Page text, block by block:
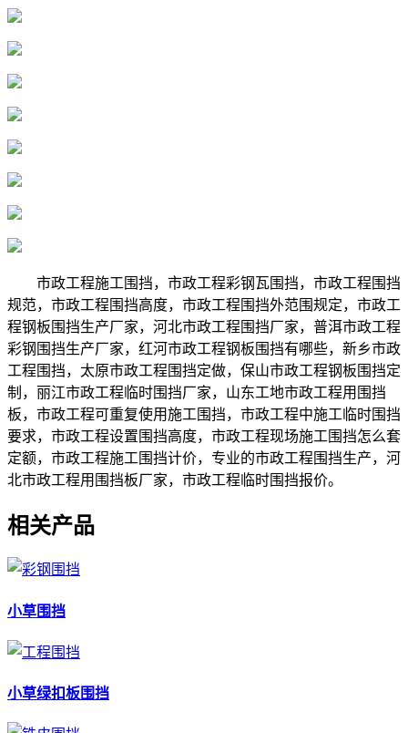
市政工程施工围挡，市政工程彩钢瓦围挡，市政工程围挡
规范，市政工程围挡高度，市政工程围挡外范围规定，市政工
程钢板围挡生产厂家，河北市政工程围挡厂家，普洱市政工程
彩钢围挡生产厂家，红河市政工程钢板围挡有哪些，新乡市政
工程围挡，太原市政工程围挡定做，保山市政工程钢板围挡定
制，丽江市政工程临时围挡厂家，山东工地市政工程用围挡
板，市政工程可重复使用施工围挡，市政工程中施工临时围挡
要求，市政工程设置围挡高度，市政工程现场施工围挡怎么套
定额，市政工程施工围挡计价，专业的市政工程围挡生产，河
北市政工程用围挡板厂家，市政工程临时围挡报价。
相关产品
小草围挡
小草绿扣板围挡